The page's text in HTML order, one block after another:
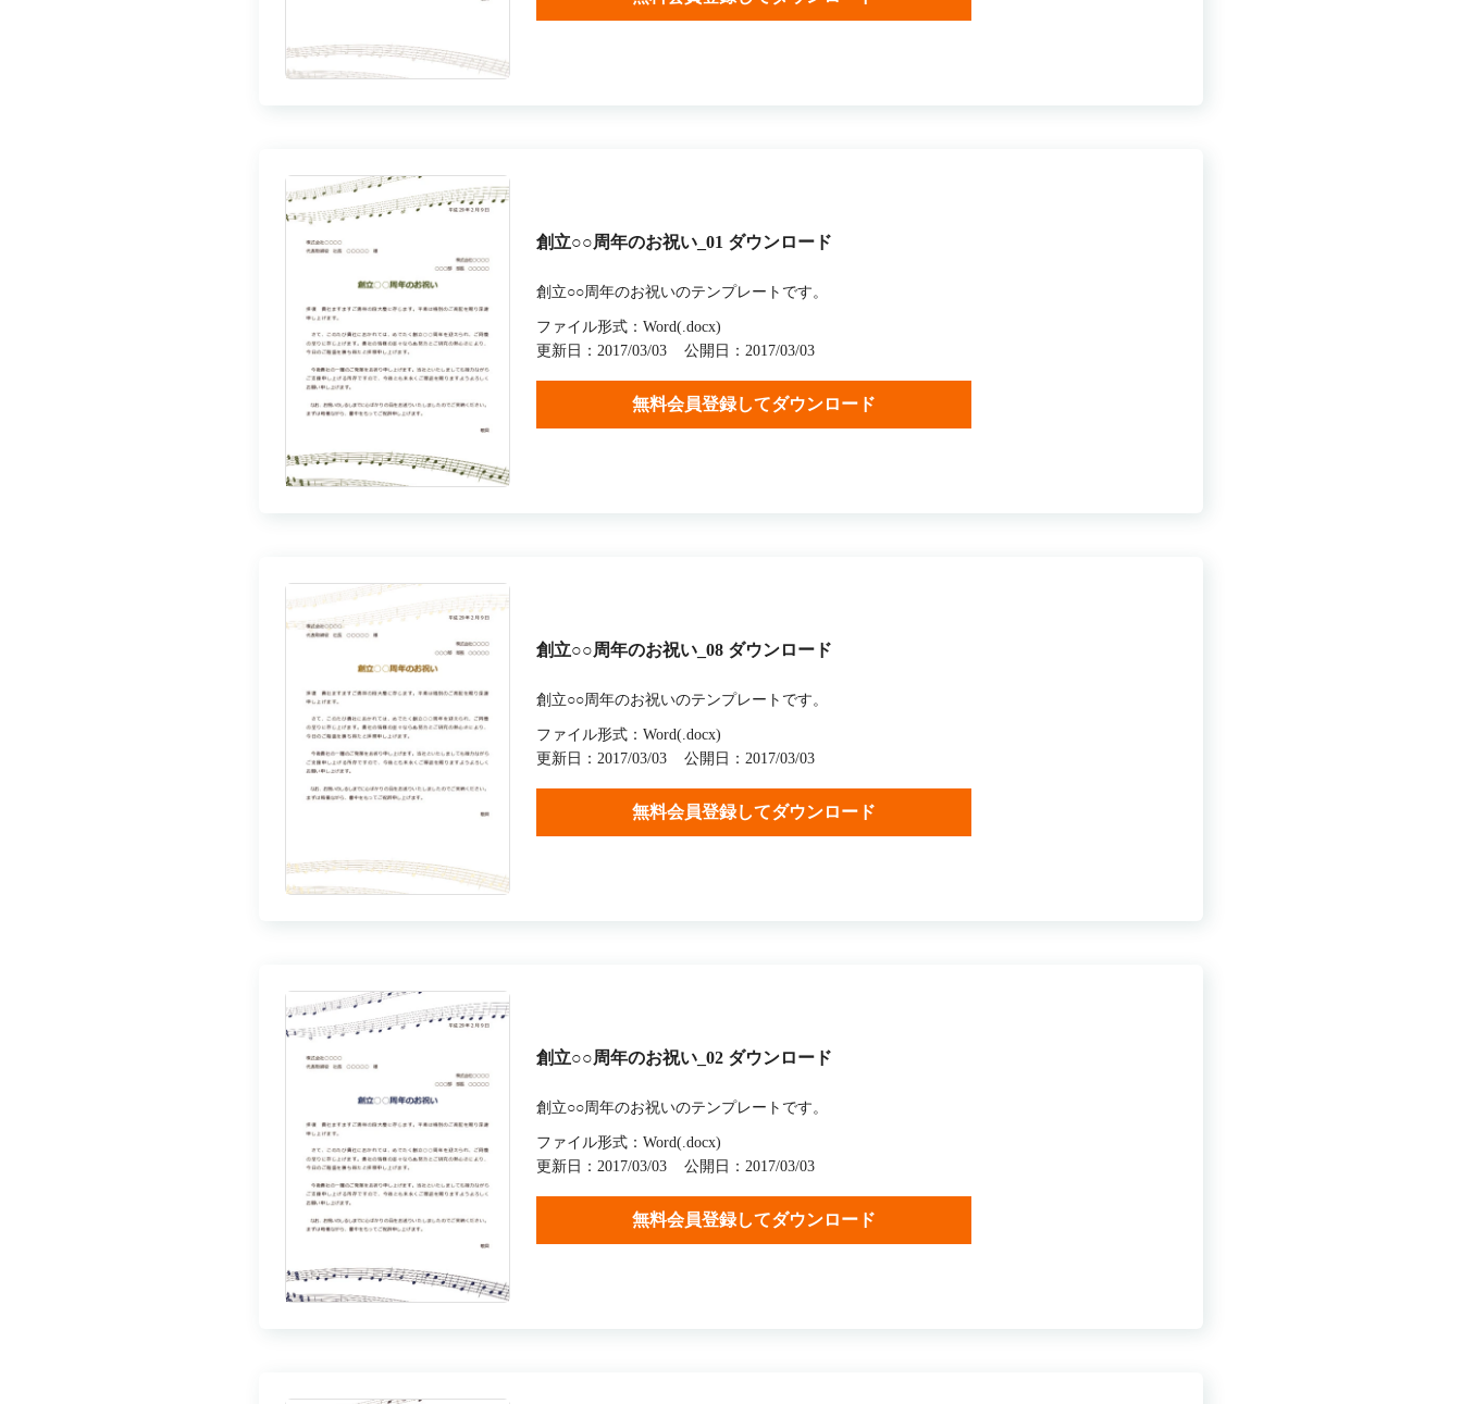
創立○○周年のお祝い_01 ダウンロード
創立○○周年のお祝いのテンプレートです。
ファイル形式：Word(.docx)
更新日：2017/03/03
公開日：2017/03/03
無料会員登録してダウンロード
創立○○周年のお祝い_08 ダウンロード
創立○○周年のお祝いのテンプレートです。
ファイル形式：Word(.docx)
更新日：2017/03/03
公開日：2017/03/03
無料会員登録してダウンロード
創立○○周年のお祝い_02 ダウンロード
創立○○周年のお祝いのテンプレートです。
ファイル形式：Word(.docx)
更新日：2017/03/03
公開日：2017/03/03
無料会員登録してダウンロード